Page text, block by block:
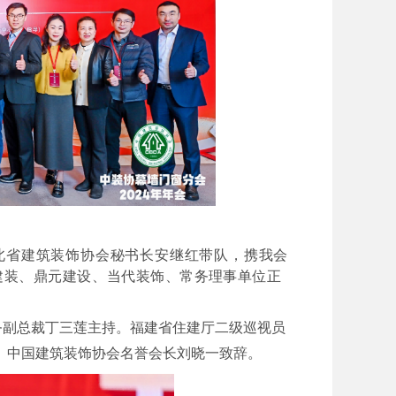
省建筑装饰协会秘书长安继红带队，携我会
、 鼎元建设、当代装饰 、常务理事单位正
总裁丁三莲主持。福建省住建厅二级巡视员
中国建筑装饰协会名誉会长刘晓一致辞。